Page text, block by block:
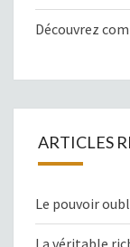
Découvrez
ARTICLES
Le pouvoir